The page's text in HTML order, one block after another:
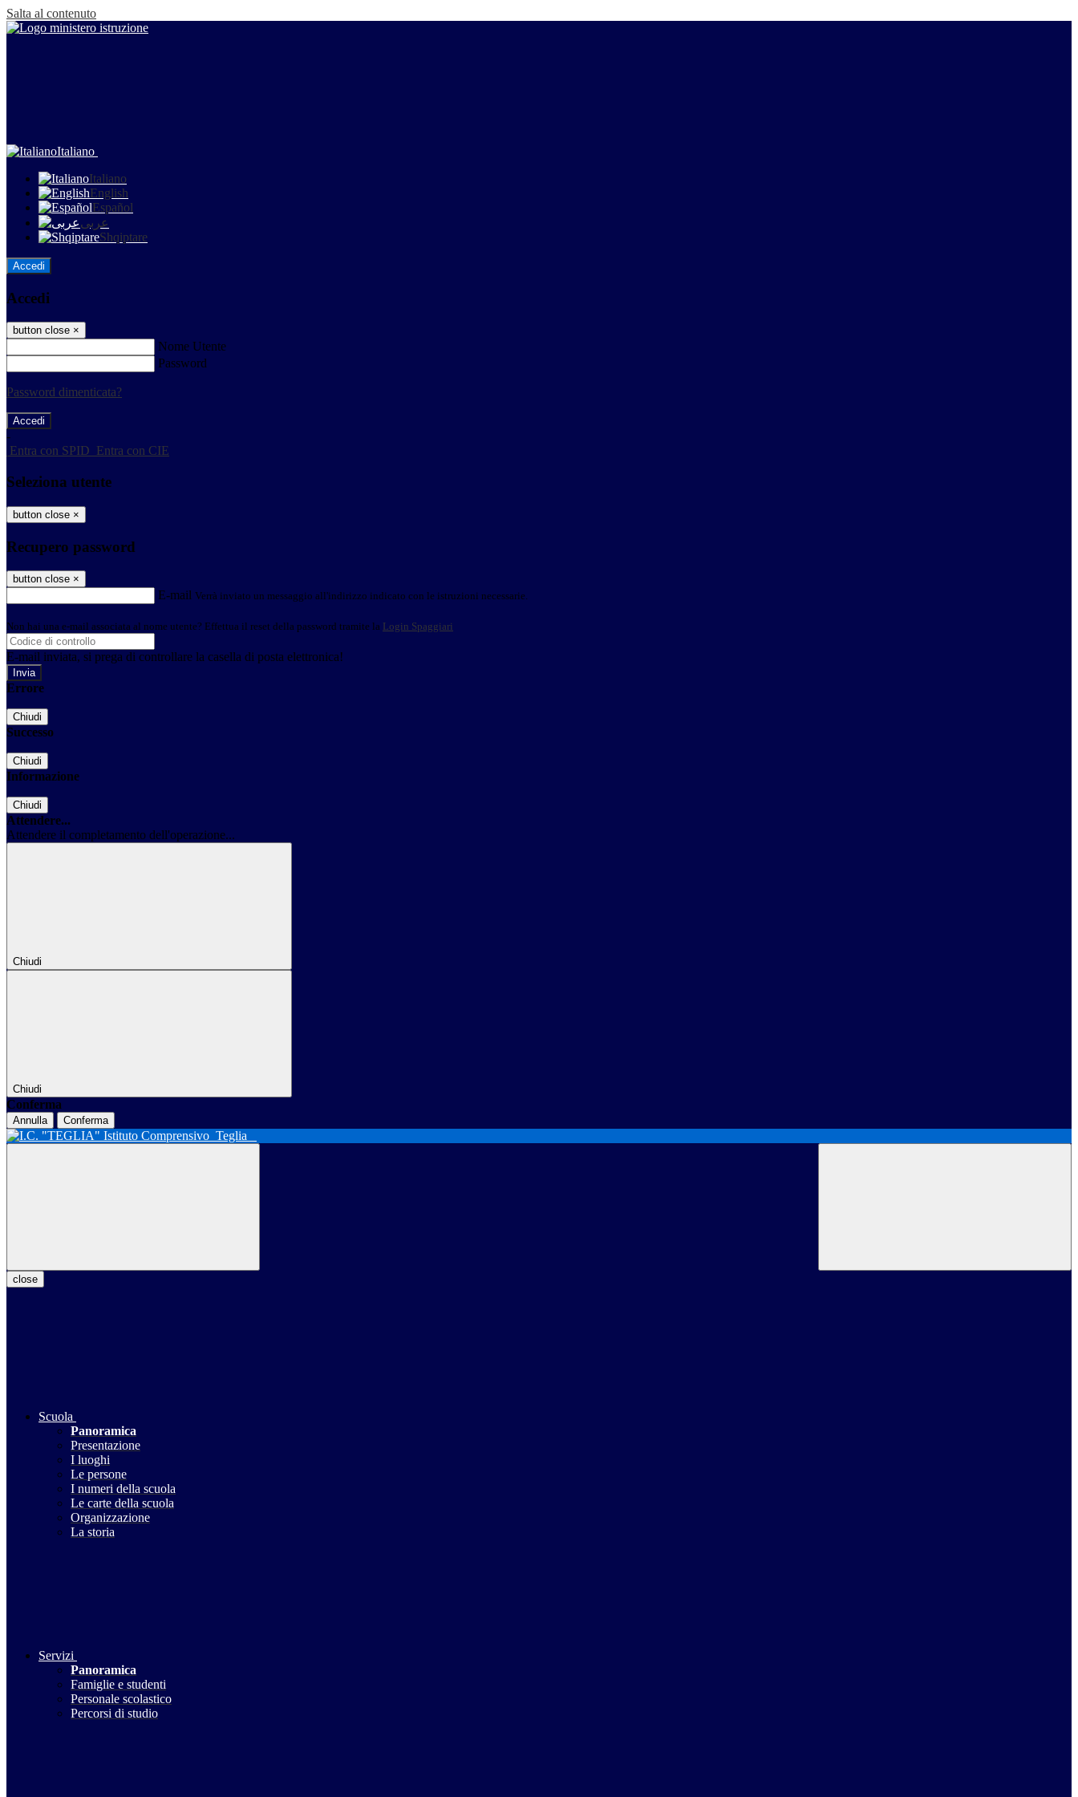
Salta al contenuto
Italiano
Italiano
English
Español
عربى
Shqiptare
Accedi
Accedi
button close ×
Nome Utente
Password
Password dimenticata?
-
Entra con SPID Entra con CIE
Seleziona utente
button close ×
Recupero password
button close ×
E-mail Verrà inviato un messaggio all'indirizzo indicato con le istruzioni necessarie.
Non hai una e-mail associata al nome utente? Effettua il reset della password tramite la Login Spaggiari
E-mail inviata, si prega di controllare la casella di posta elettronica!
Errore
Chiudi
Successo
Chiudi
Informazione
Chiudi
Attendere...
Attendere il completamento dell'operazione...
Chiudi
Chiudi
Conferma
Annulla Conferma
Istituto Comprensivo Teglia
close
Scuola
Panoramica
Presentazione
I luoghi
Le persone
I numeri della scuola
Le carte della scuola
Organizzazione
La storia
Servizi
Panoramica
Famiglie e studenti
Personale scolastico
Percorsi di studio